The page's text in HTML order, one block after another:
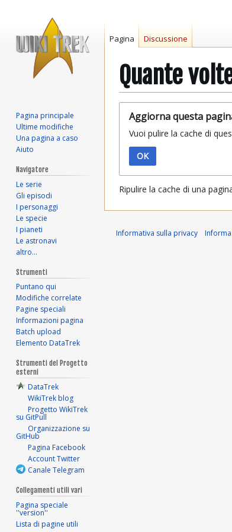
Quante
alla
navigazione
alla
ricerca
Aggiorna questa
Vuoi pulire la cache di
OK
Ripulire la cache di una
Pagina Discussione
Pagina principale
Ultime modifiche
Una pagina a caso
Aiuto
Navigatore
Le serie
Gli episodi
I personaggi
Le specie
I pianeti
Le astronavi
altro…
Strumenti
Puntano qui
Modifiche correlate
Pagine speciali
Informazioni pagina
Batch upload
Elemento DataTrek
Strumenti del Progetto
esterni
DataTrek
WikiTrek blog
Progetto WikiTrek
su GitPull
Organizzazione su
GitHub
Pagina Facebook
Account Twitter
Canale Telegram
Collegamenti utili vari
Pagina speciale
''version''
Lista di pagine utili
Informativa sulla privacy